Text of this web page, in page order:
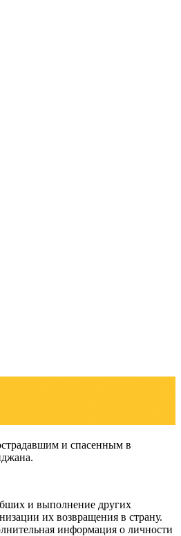
и спасенным в
и выполнение других
их возвращения в страну.
информация о личности